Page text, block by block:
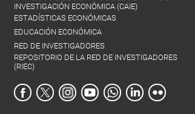
INVESTIGACIÓN ECONÓMICA (CAIE)
ESTADÍSTICAS ECONÓMICAS
EDUCACIÓN ECONÓMICA
RED DE INVESTIGADORES
REPOSITORIO DE LA RED DE INVESTIGADORES
(RIEC)